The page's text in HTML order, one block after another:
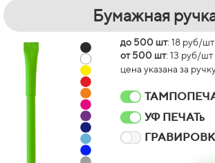
Бумажная
до 500 шт: 18 руб/шт
от 500 шт: 13 руб/шт
цена указана за
УФ ПЕЧАТь